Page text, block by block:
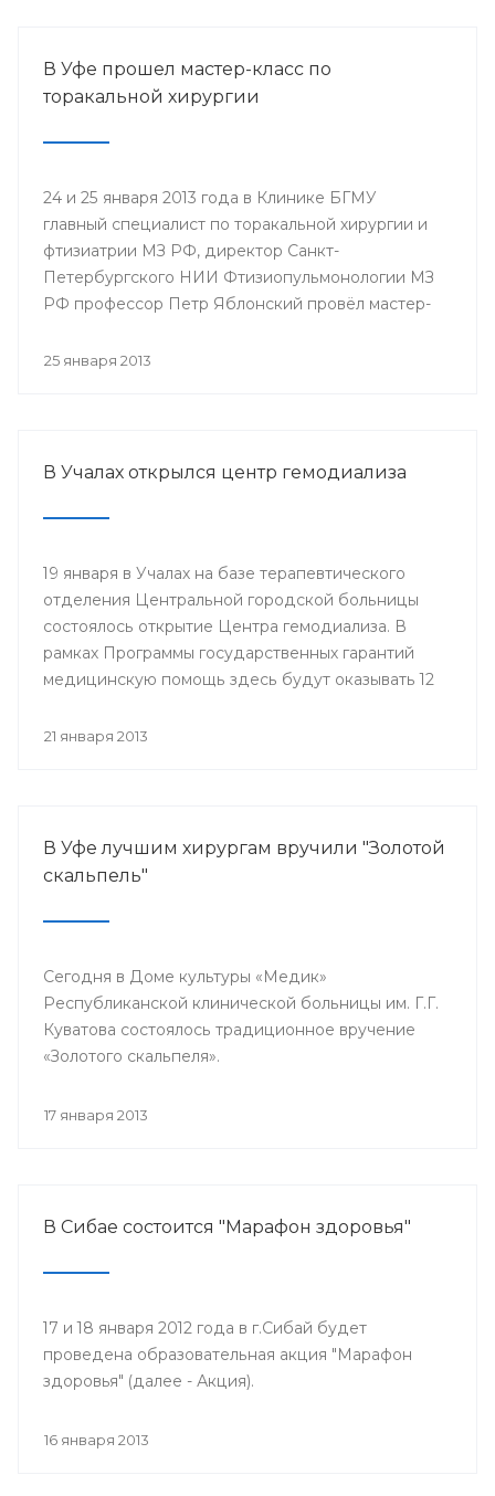
В Уфе прошел мастер-класс по
торакальной хирургии
24 и 25 января 2013 года в Клинике БГМУ
главный специалист по торакальной хирургии и
фтизиатрии МЗ РФ, директор Санкт-
Петербургского НИИ Фтизиопульмонологии МЗ
РФ профессор Петр Яблонский провёл мастер-
доступы в торакальной хирургии». С новыми
ординаторы, интерны и студенты старших
25 января 2013
В Учалах открылся центр гемодиализа
19 января в Учалах на базе терапевтического
отделения Центральной городской больницы
состоялось открытие Центра гемодиализа. В
рамках Программы государственных гарантий
медицинскую помощь здесь будут оказывать 12
недостаточностью.
21 января 2013
В Уфе лучшим хирургам вручили "Золотой
скальпель"
Сегодня в Доме культуры «Медик»
Республиканской клинической больницы им. Г.Г.
Куватова состоялось традиционное вручение
«Золотого скальпеля».
17 января 2013
В Сибае состоится "Марафон здоровья"
17 и 18 января 2012 года в г.Сибай будет
проведена образовательная акция "Марафон
здоровья" (далее - Акция).
16 января 2013